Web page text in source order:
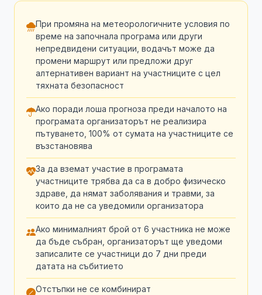
При промяна на метеорологичните условия по
време на започнала програма или други
непредвидени ситуации, водачът може да
промени маршрут или предложи друг
алтернативен вариант на участниците с цел
тяхната безопасност
Ако поради лоша прогноза преди началото на
програмата организаторът не реализира
пътуването, 100% от сумата на участниците се
възстановява
За да вземат участие в програмата
участниците трябва да са в добро физическо
здраве, да нямат заболявания и травми, за
които да не са уведомили организатора
Ако минималният брой от 6 участника не може
да бъде събран, организаторът ще уведоми
записалите се участници до 7 дни преди
датата на събитието
Отстъпки не се комбинират